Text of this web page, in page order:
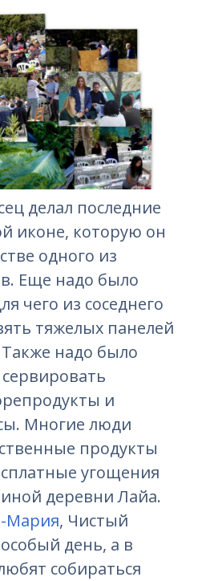
делал последние
иконе, которую он
одного из
Еще надо было
чего из соседнего
тяжелых панелей
надо было
и
Многие люди
продукты
угощения
деревни Лайа.
Мария, Чистый
день, а в
собираться